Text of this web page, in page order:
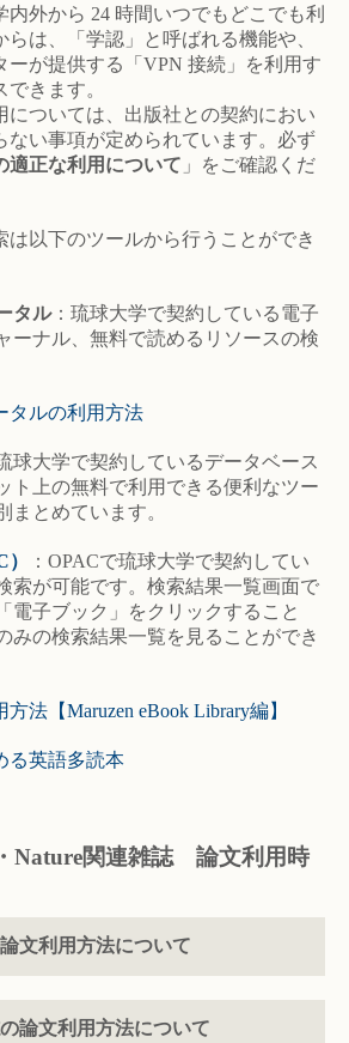
内外から 24 時間いつでもどこでも利
らは、「学認」と呼ばれる機能や、
ーが提供する「VPN 接続」を利用す
きます。
については、出版社との契約におい
ない事項が定められています。必ず
適正な利用について 」をご確認くだ
は以下のツールから行うことができ
タル：琉球大学で契約している電子
ーナル、無料で読めるリソースの検
タルの利用方法
球大学で契約しているデータベース
ト上の無料で利用できる便利なツー
まとめています。
：OPACで琉球大学で契約してい
索が可能です。検索結果一覧画面で
電子ブック」をクリックすること
みの検索結果一覧を見ることができ
法【Maruzen eBook Library編】
る英語多読本
Nature関連雑誌 論文利用時
文利用方法について
論文利用方法について